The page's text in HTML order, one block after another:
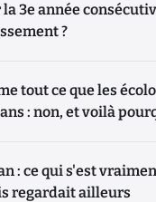
3e année
?
tout ce que les
: non, et voilà
: ce qui s'est
regardait ailleurs